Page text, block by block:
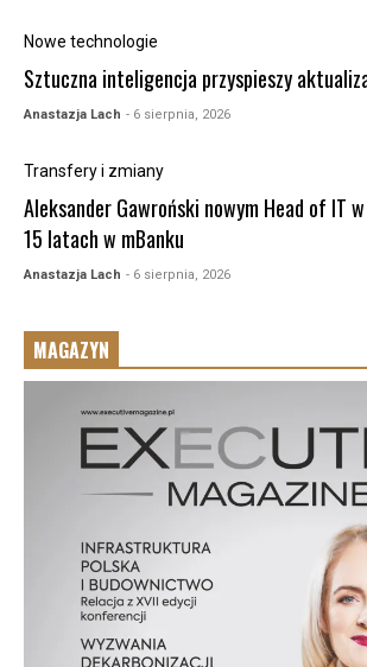
Nowe technologie
Sztuczna inteligencja przyspieszy
Anastazja Lach - 6 sierpnia, 2026
Transfery i zmiany
Aleksander Gawroński nowym Head of IT
15 latach w mBanku
Anastazja Lach - 6 sierpnia, 2026
MAGAZYN